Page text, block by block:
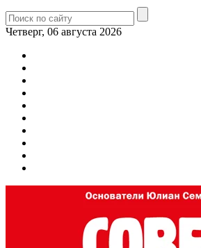
Четверг, 06 августа 2026